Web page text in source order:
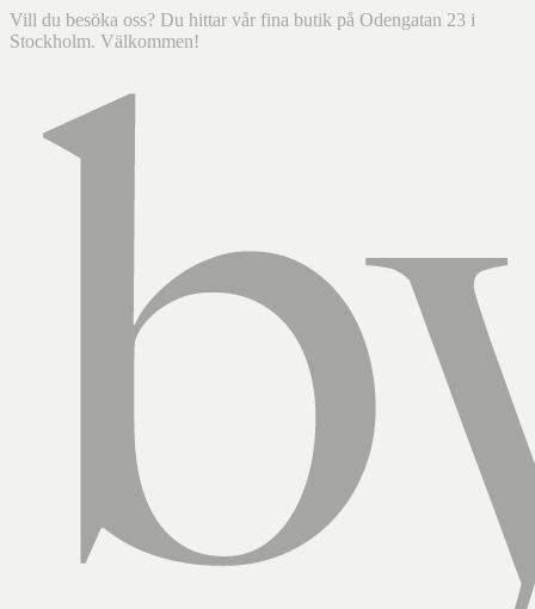
Vill du besöka oss? Du hittar vår fina butik på Odengatan 23 i
Stockholm. Välkommen!